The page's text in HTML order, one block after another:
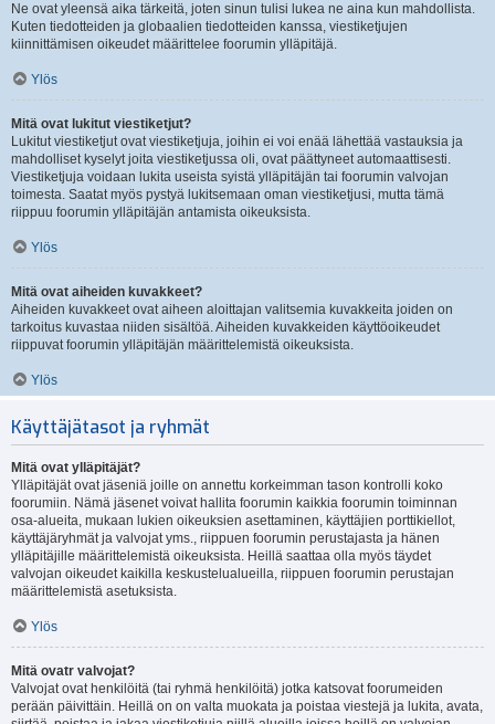
Ne ovat yleensä aika tärkeitä, joten sinun tulisi lukea ne aina kun mahdollista.
Kuten tiedotteiden ja globaalien tiedotteiden kanssa, viestiketjujen
kiinnittämisen oikeudet määrittelee foorumin ylläpitäjä.
Ylös
Mitä ovat lukitut viestiketjut?
Lukitut viestiketjut ovat viestiketjuja, joihin ei voi enää lähettää vastauksia ja
mahdolliset kyselyt joita viestiketjussa oli, ovat päättyneet automaattisesti.
Viestiketjuja voidaan lukita useista syistä ylläpitäjän tai foorumin valvojan
toimesta. Saatat myös pystyä lukitsemaan oman viestiketjusi, mutta tämä
riippuu foorumin ylläpitäjän antamista oikeuksista.
Ylös
Mitä ovat aiheiden kuvakkeet?
Aiheiden kuvakkeet ovat aiheen aloittajan valitsemia kuvakkeita joiden on
tarkoitus kuvastaa niiden sisältöä. Aiheiden kuvakkeiden käyttöoikeudet
riippuvat foorumin ylläpitäjän määrittelemistä oikeuksista.
Ylös
Käyttäjätasot ja ryhmät
Mitä ovat ylläpitäjät?
Ylläpitäjät ovat jäseniä joille on annettu korkeimman tason kontrolli koko
foorumiin. Nämä jäsenet voivat hallita foorumin kaikkia foorumin toiminnan
osa-alueita, mukaan lukien oikeuksien asettaminen, käyttäjien porttikiellot,
käyttäjäryhmät ja valvojat yms., riippuen foorumin perustajasta ja hänen
ylläpitäjille määrittelemistä oikeuksista. Heillä saattaa olla myös täydet
valvojan oikeudet kaikilla keskustelualueilla, riippuen foorumin perustajan
määrittelemistä asetuksista.
Ylös
Mitä ovatr valvojat?
Valvojat ovat henkilöitä (tai ryhmä henkilöitä) jotka katsovat foorumeiden
perään päivittäin. Heillä on on valta muokata ja poistaa viestejä ja lukita, avata,